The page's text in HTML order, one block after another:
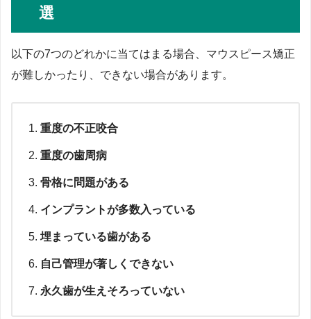
選
以下の7つのどれかに当てはまる場合、マウスピース矯正
が難しかったり、できない場合があります。
重度の不正咬合
重度の歯周病
骨格に問題がある
インプラントが多数入っている
埋まっている歯がある
自己管理が著しくできない
永久歯が生えそろっていない